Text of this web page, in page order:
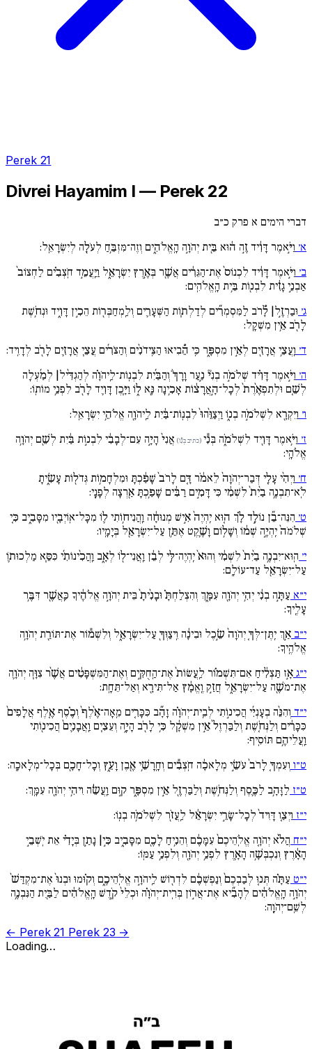
Perek 21
Divrei Hayamim I — Perek 22
דברי הימים א פרק כ״ב
א׳ וַיֹּ֣אמֶר דָּוִ֔יד זֶ֣ה ה֔וּא בֵּ֖ית יְהֹוָ֣ה הָֽאֱלֹהִ֑ים וְזֶה־מִּזְבֵּ֥חַ לְעֹלָ֖ה לְיִשְׂרָאֵֽל:
ב׳ וַיֹּ֣אמֶר דָּוִ֔יד לִכְנוֹס֙ אֶת־הַגֵּרִ֔ים אֲשֶׁ֖ר בְּאֶ֣רֶץ יִשְׂרָאֵ֑ל וַיַּֽעֲמֵ֣ד חֹֽצְבִ֗ים לַחְצוֹב֙
אַבְנֵ֣י גָזִ֔ית לִבְנ֖וֹת בֵּ֥ית הָֽאֱלֹהִֽים:
ג׳ וּבַרְזֶ֣ל| לָ֠רֹב לַמִּסְמְרִ֞ים לְדַלְת֧וֹת הַשְּׁעָרִ֛ים וְלַֽמְחַבְּר֖וֹת הֵכִ֣ין דָּוִ֑יד וּנְחֹ֥שֶׁת
לָרֹ֖ב אֵ֥ין מִשְׁקָֽל:
ד׳ וַֽעֲצֵ֥י אֲרָזִ֖ים לְאֵ֣ין מִסְפָּ֑ר כִּֽי הֵ֠בִיאוּ הַצִּֽידֹנִ֨ים וְהַצֹּרִ֜ים עֲצֵ֧י אֲרָזִ֛ים לָרֹ֖ב לְדָוִֽיד:
ה׳ וַיֹּ֣אמֶר דָּוִ֗יד שְׁלֹמֹ֣ה בְנִי֘ נַ֣עַר וָרָךְ֒ וְהַבַּ֜יִת לִבְנֽוֹת־לַֽיהֹוָ֗ה לְהַגְדִּ֨יל| לְמַ֜עְלָה
לְשֵׁ֚ם וּלְתִפְאֶ֙רֶת֙ לְכָל־הָ֣אֲרָצ֔וֹת אָכִ֥ינָה נָּ֖א ל֑וֹ וַיָּ֧כֶן דָּוִ֛יד לָרֹ֖ב לִפְנֵ֥י מוֹתֽוֹ:
ו׳ וַיִּקְרָ֖א לִשְׁלֹמֹ֣ה בְנ֑וֹ וַיְצַוֵּ֙הוּ֙ לִבְנֽוֹת־בַּ֔יִת לַֽיהֹוָ֖ה אֱלֹהֵ֥י יִשְׂרָאֵֽל:
ז׳ וַיֹּ֥אמֶר דָּוִ֖יד לִשְׁלֹמֹ֑ה בְּנִ֕י (כתיב בְּנִ֕ו) אֲנִי֙ הָיָ֣ה עִם־לְבָבִ֔י לִבְנ֣וֹת בַּ֔יִת לְשֵׁ֖ם יְהֹוָ֥ה
אֱלֹהָֽי:
ח׳ וַיְהִ֨י עָלַ֚י דְּבַר־יְהֹוָה֙ לֵאמֹ֔ר דָּ֚ם לָרֹב֙ שָׁפַ֔כְתָּ וּמִלְחָמ֥וֹת גְּדֹל֖וֹת עָשִׂ֑יתָ
לֹֽא־תִבְנֶ֥ה בַ֙יִת֙ לִשְׁמִ֔י כִּי דָּמִ֣ים רַבִּ֔ים שָׁפַ֥כְתָּ אַ֖רְצָה לְפָנָֽי:
ט׳ הִנֵּה־בֵ֞ן נוֹלָ֣ד לָ֗ךְ ה֚וּא יִֽהְיֶה֙ אִ֣ישׁ מְנוּחָ֔ה וַֽהֲנִיח֥וֹתִי ל֛וֹ מִכָּל־אֽוֹיְבָ֖יו מִסָּבִ֑יב כִּ֚י
שְׁלֹמֹה֙ יִֽהְיֶ֣ה שְׁמ֔וֹ וְשָׁל֥וֹם וָשֶׁ֛קֶט אֶתֵּ֥ן עַל־יִשְׂרָאֵ֖ל בְּיָמָֽיו:
י׳ הֽוּא־יִבְנֶ֥ה בַ֙יִת֙ לִשְׁמִ֔י וְהוּא֙ יִֽהְיֶה־לִּ֣י לְבֵ֔ן וַֽאֲנִי־ל֖וֹ לְאָ֑ב וַֽהֲכִ֨ינוֹתִ֜י כִּסֵּ֧א מַלְכוּת֛וֹ
עַל־יִשְׂרָאֵ֖ל עַד־עוֹלָֽם:
י״א עַתָּ֣ה בְנִ֔י יְהִ֥י יְהֹוָ֖ה עִמָּ֑ךְ וְהִצְלַחְתָּ֗ וּבָנִ֙יתָ֙ בֵּית יְהֹוָ֣ה אֱלֹהֶ֔יךָ כַּֽאֲשֶׁ֖ר דִּבֶּ֥ר
עָלֶֽיךָ:
י״ב אַ֣ךְ יִֽתֶּן־לְּךָ֚ יְהֹוָה֙ שֵׂ֣כֶל וּבִינָ֔ה וִֽיצַוְּךָ֖ עַל־יִשְׂרָאֵ֑ל וְלִשְׁמ֕וֹר אֶת־תּוֹרַ֖ת יְהֹוָ֥ה
אֱלֹהֶֽיךָ:
י״ג אָ֣ז תַּצְלִ֔יחַ אִם־תִּשְׁמ֗וֹר לַֽעֲשׂוֹת֙ אֶת־הַֽחֻקִּ֣ים וְאֶת־הַמִּשְׁפָּטִ֔ים אֲשֶׁ֨ר צִוָּ֧ה יְהֹוָ֛ה
אֶת־מֹשֶׁ֖ה עַל־יִשְׂרָאֵ֑ל חֲזַ֣ק וֶֽאֱמָ֔ץ אַל־תִּירָ֖א וְאַל־תֵּחָֽת:
י״ד וְהִנֵּ֨ה בְעָנְיִ֜י הֲכִינ֣וֹתִי לְבֵֽית־יְהֹוָ֗ה זָהָ֞ב כִּכָּרִ֚ים מֵֽאָה־אֶ֙לֶף֙ וְכֶ֗סֶף אֶ֚לֶף אֲלָפִים֙
כִּכָּרִ֔ים וְלַנְּחֹ֚שֶׁת וְלַבַּרְזֶל֙ אֵ֣ין מִשְׁקָ֔ל כִּ֥י לָרֹ֖ב הָיָ֑ה וְעֵצִ֧ים וַֽאֲבָנִ֛ים֙ הֲכִינ֖וֹתִי
וַֽעֲלֵיהֶ֥ם תּוֹסִֽיף:
ט״ו וְעִמְךָ֚ לָרֹב֙ עֹשֵׂ֣י מְלָאכָ֔ה חֹֽצְבִ֕ים וְחָֽרָשֵׁ֥י אֶ֖בֶן וָעֵ֑ץ וְכָל־חָכָ֖ם בְּכָל־מְלָאכָֽה:
ט״ז לַזָּהָ֥ב לַכֶּ֛סֶף וְלַנְּחֹ֥שֶׁת וְלַבַּרְזֶ֖ל אֵ֣ין מִסְפָּ֑ר ק֣וּם וַֽעֲשֵׂ֔ה וִיהִ֥י יְהֹוָ֖ה עִמָּֽךְ:
י״ז וַיְצַ֚ו דָּוִיד֙ לְכָל־שָׂרֵ֣י יִשְׂרָאֵ֔ל לַֽעֲזֹ֖ר לִשְׁלֹמֹ֥ה בְנֽוֹ:
י״ח הֲלֹ֨א יְהֹוָ֚ה אֱלֹֽהֵיכֶם֙ עִמָּכֶ֔ם וְהֵנִ֥יחַ לָכֶ֖ם מִסָּבִ֑יב כִּ֣י| נָתַ֣ן בְּיָדִ֗י אֵת יֹֽשְׁבֵ֣י
הָאָ֔רֶץ וְנִכְבְּשָׁ֥ה הָאָ֛רֶץ לִפְנֵ֥י יְהֹוָ֖ה וְלִפְנֵ֥י עַמּֽוֹ:
י״ט עַתָּ֗ה תְּנ֚וּ לְבַבְכֶם֙ וְנַפְשְׁכֶ֔ם לִדְר֖וֹשׁ לַֽיהֹוָ֣ה אֱלֹֽהֵיכֶ֑ם וְק֗וּמוּ וּבְנוּ֙ אֶת־מִקְדַּשׁ֙
יְהֹוָ֣ה הָֽאֱלֹהִ֔ים לְהָבִ֞יא אֶת־אֲר֣וֹן בְּרִֽית־יְהֹוָ֗ה וּכְלֵי֙ קֹ֣דֶשׁ הָֽאֱלֹהִ֔ים לַבַּ֖יִת הַנִּבְנֶ֥ה
לְשֵֽׁם־יְהֹוָֽה:
← Perek 21 Perek 23 →
Loading…